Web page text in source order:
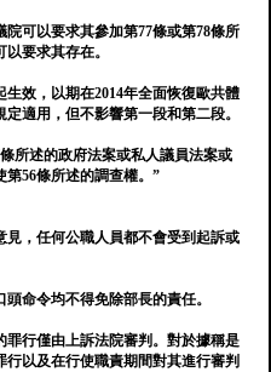
可以要求其參加第77條或第78條所
要求其存在。
效，以期在2014年全面恢復歐共體
適用，但不影響第一段和第二段。
所述的政府法案或私人議員法案或
第56條所述的調查權。”
見，任何公職人員都不會受到起訴或
命令均不得免除部長的責任。
罪行僅由上訴法院審判。對於據稱是
以及在行使職責期間對其進行審判